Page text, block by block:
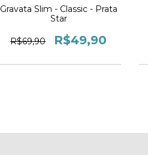
Gravata Slim - Classic - Prata
Star
R$69,90 R$49,90